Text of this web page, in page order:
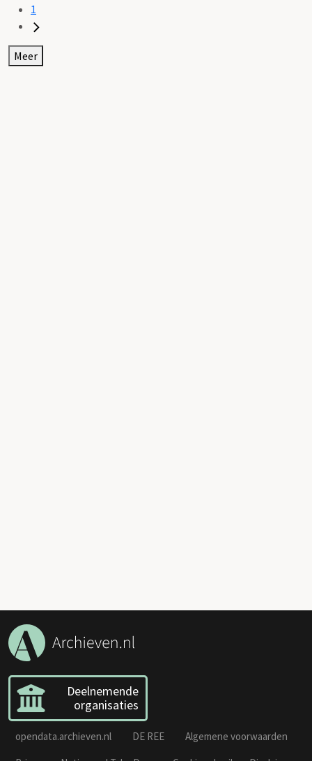
1
Meer
Deelnemende
organisaties
opendata.archieven.nl DE REE
Algemene voorwaarden